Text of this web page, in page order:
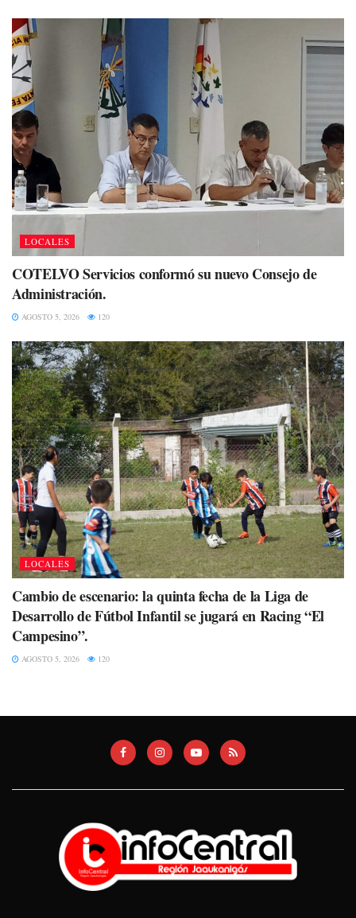
LOCALES
COTELVO Servicios conformó su nuevo Consejo de
Administración.
AGOSTO 5, 2026 120
LOCALES
Cambio de escenario: la quinta fecha de la Liga de
Desarrollo de Fútbol Infantil se jugará en Racing “El
Campesino”.
AGOSTO 5, 2026 120